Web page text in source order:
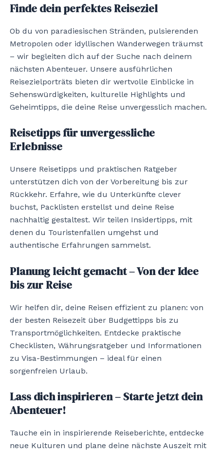
Finde dein perfektes Reiseziel
Ob du von paradiesischen Stränden, pulsierenden
Metropolen oder idyllischen Wanderwegen träumst
– wir begleiten dich auf der Suche nach deinem
nächsten Abenteuer. Unsere ausführlichen
Reisezielporträts bieten dir wertvolle Einblicke in
Sehenswürdigkeiten, kulturelle Highlights und
Geheimtipps, die deine Reise unvergesslich machen.
Reisetipps für unvergessliche
Erlebnisse
Unsere Reisetipps und praktischen Ratgeber
unterstützen dich von der Vorbereitung bis zur
Rückkehr. Erfahre, wie du Unterkünfte clever
buchst, Packlisten erstellst und deine Reise
nachhaltig gestaltest. Wir teilen Insidertipps, mit
denen du Touristenfallen umgehst und
authentische Erfahrungen sammelst.
Planung leicht gemacht – Von der Idee
bis zur Reise
Wir helfen dir, deine Reisen effizient zu planen: von
der besten Reisezeit über Budgettipps bis zu
Transportmöglichkeiten. Entdecke praktische
Checklisten, Währungsratgeber und Informationen
zu Visa-Bestimmungen – ideal für einen
sorgenfreien Urlaub.
Lass dich inspirieren – Starte jetzt dein
Abenteuer!
Tauche ein in inspirierende Reiseberichte, entdecke
neue Kulturen und plane deine nächste Auszeit mit